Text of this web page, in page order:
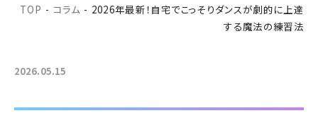
TOP - コラム - 2026年最新！自宅でこっそりダンスが劇的に上達
する魔法の練習法
2026.05.15